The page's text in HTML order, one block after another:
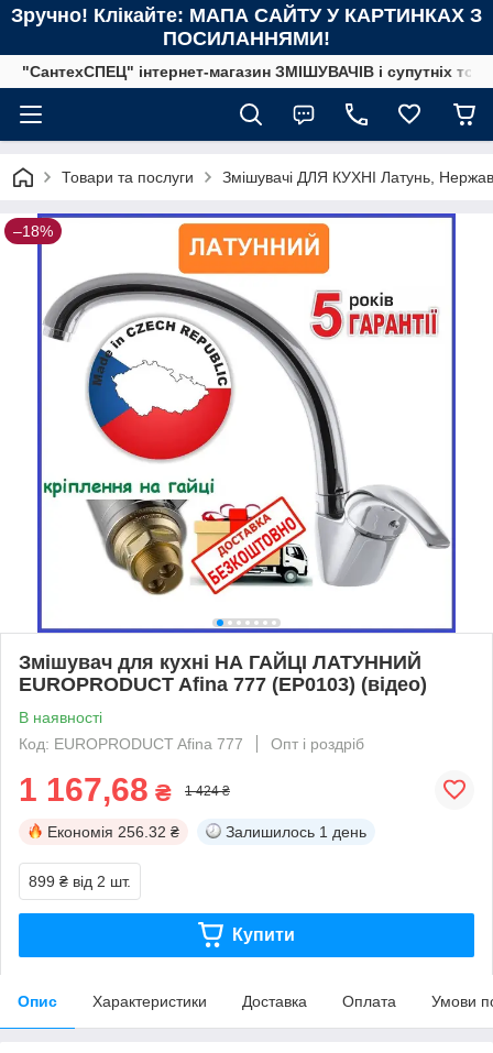
Зручно! Клікайте: МАПА САЙТУ У КАРТИНКАХ З
ПОСИЛАННЯМИ!
"СантехСПЕЦ" інтернет-магазин ЗМІШУВАЧІВ і супутніх
Товари та послуги Змішувачі ДЛЯ КУХНІ Латунь,
–18%
Змішувач для кухні НА ГАЙЦІ ЛАТУННИЙ
EUROPRODUCT Afina 777 (EP0103) (відео)
В наявності
Код: EUROPRODUCT Afina 777
Опт і роздріб
1 167,68 ₴ 1 424 ₴
Економія 256.32 ₴ Залишилось 1 день
899 ₴ від 2 шт.
Купити
Опис Характеристики Доставка Оплата Умови